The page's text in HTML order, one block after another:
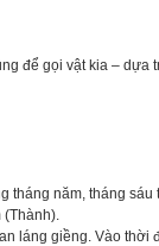
để gọi vật kia – dựa
năm, tháng
(Thành).
láng giềng. Vào